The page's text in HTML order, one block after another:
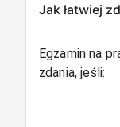
Jak łatwiej
Egzamin na
zdania, jeśli: